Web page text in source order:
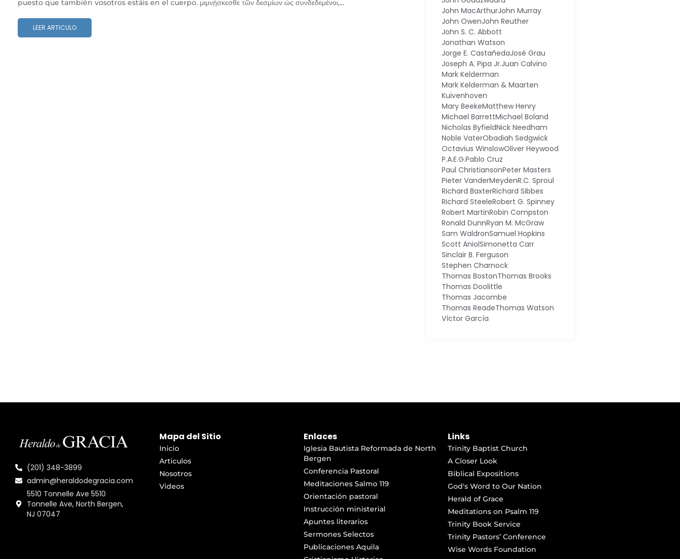
puesto que también vosotros estáis en el cuerpo. μιμνῄσκεσθε τῶν δεσμίων ὡς συνδεδεμένοι,...
LEER ARTICULO
John MacArthurJohn Murray
John OwenJohn Reuther
John S. C. Abbott
Jonathan Watson
Jorge E. CastañedaJosé Grau
Joseph A. Pipa Jr.Juan Calvino
Mark Kelderman
Mark Kelderman & Maarten
Kuivenhoven
Mary BeekeMatthew Henry
Michael BarrettMichael Boland
Nicholas ByfieldNick Needham
Noble VaterObadiah Sedgwick
Octavius WinslowOliver Heywood
P.A.E.G.Pablo Cruz
Paul ChristiansonPeter Masters
Pieter VanderMeydenR.C. Sproul
Richard BaxterRichard Sibbes
Richard SteeleRobert G. Spinney
Robert MartinRobin Compston
Ronald DunnRyan M. McGraw
Sam WaldronSamuel Hopkins
Scott AniolSimonetta Carr
Sinclair B. Ferguson
Stephen Charnock
Thomas BostonThomas Brooks
Thomas Doolittle
Thomas Jacombe
Thomas ReadeThomas Watson
Víctor García
(201) 348-3899
admin@heraldodegracia.com
5510 Tonnelle Ave 5510
Tonnelle Ave, North Bergen,
NJ 07047
Mapa del Sitio
Inicio
Articulos
Nosotros
Videos
Enlaces
Iglesia Bautista Reformada de North
Bergen
Conferencia Pastoral
Meditaciones Salmo 119
Orientación pastoral
Instrucción ministerial
Apuntes literarios
Sermones Selectos
Publicaciones Aquila
Links
Trinity Baptist Church
A Closer Look
Biblical Expositions
God's Word to Our Nation
Herald of Grace
Meditations on Psalm 119
Trinity Book Service
Trinity Pastors’ Conference
Wise Words Foundation